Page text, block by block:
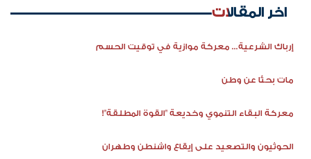
اخر المقالات
إرباك الشرعية... معركة موازية في توقيت الحسم
مات بحثًا عن وطن
معركة البقاء التنموي وخديعة "القوة المطلقة"!
الحوثيون والتصعيد على إيقاع واشنطن وطهران